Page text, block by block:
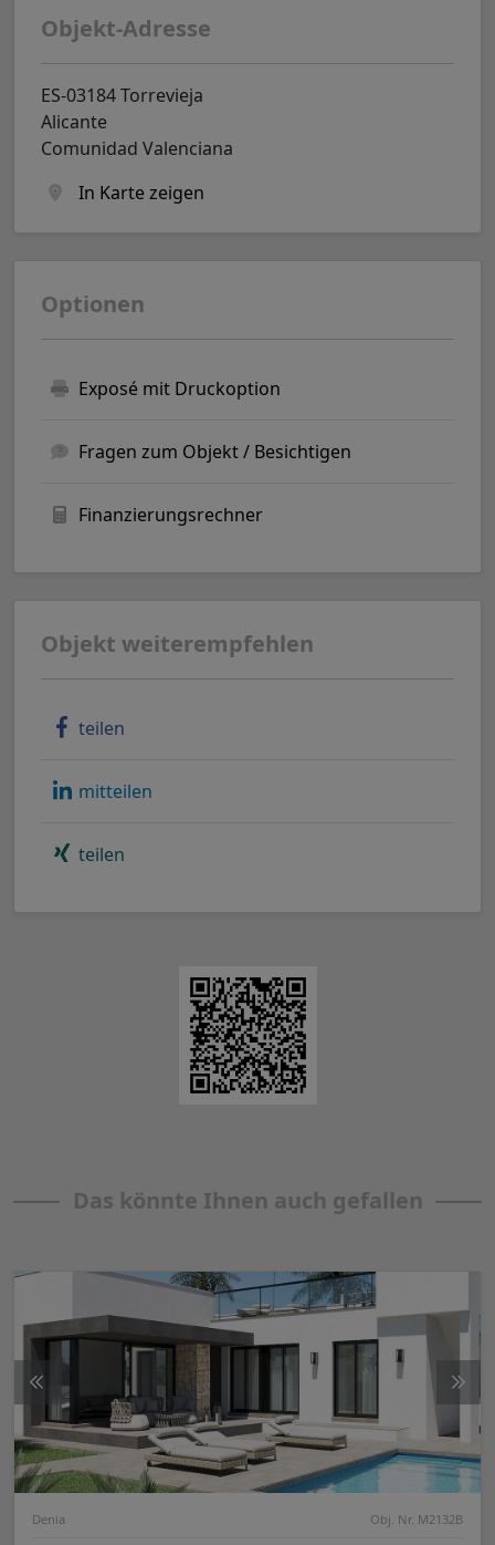
Objekt-Adresse
ES-03184 Torrevieja
Alicante
Comunidad Valenciana
In Karte zeigen
Optionen
Exposé mit Druckoption
Fragen zum Objekt / Besichtigen
Finanzierungsrechner
Objekt weiterempfehlen
teilen
mitteilen
teilen
Das könnte Ihnen auch gefallen
Denia Obj. Nr. M2132B